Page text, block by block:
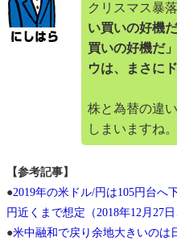
クリスマス暴
い買いの好機
買いの好機だ
ウは、まさに
株と為替の違
しまいますね。
【参考記事】
●2019年の米ドル/円は105円台へ
円近くまで想定（2018年12月27日
●米中融和で戻り余地大きいのは